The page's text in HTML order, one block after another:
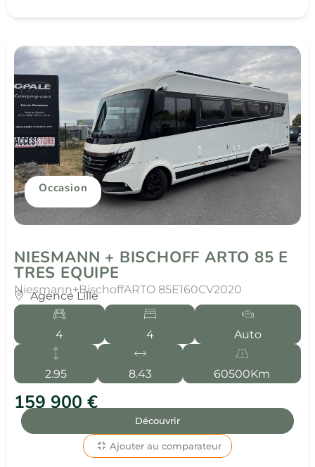
Occasion
NIESMANN + BISCHOFF ARTO 85 E
TRES EQUIPE
Niesmann+BischoffARTO 85E160CV2020
Agence Lille
4 4 Auto
2.95 8.43 60500Km
159 900 €
Découvrir
Ajouter au comparateur